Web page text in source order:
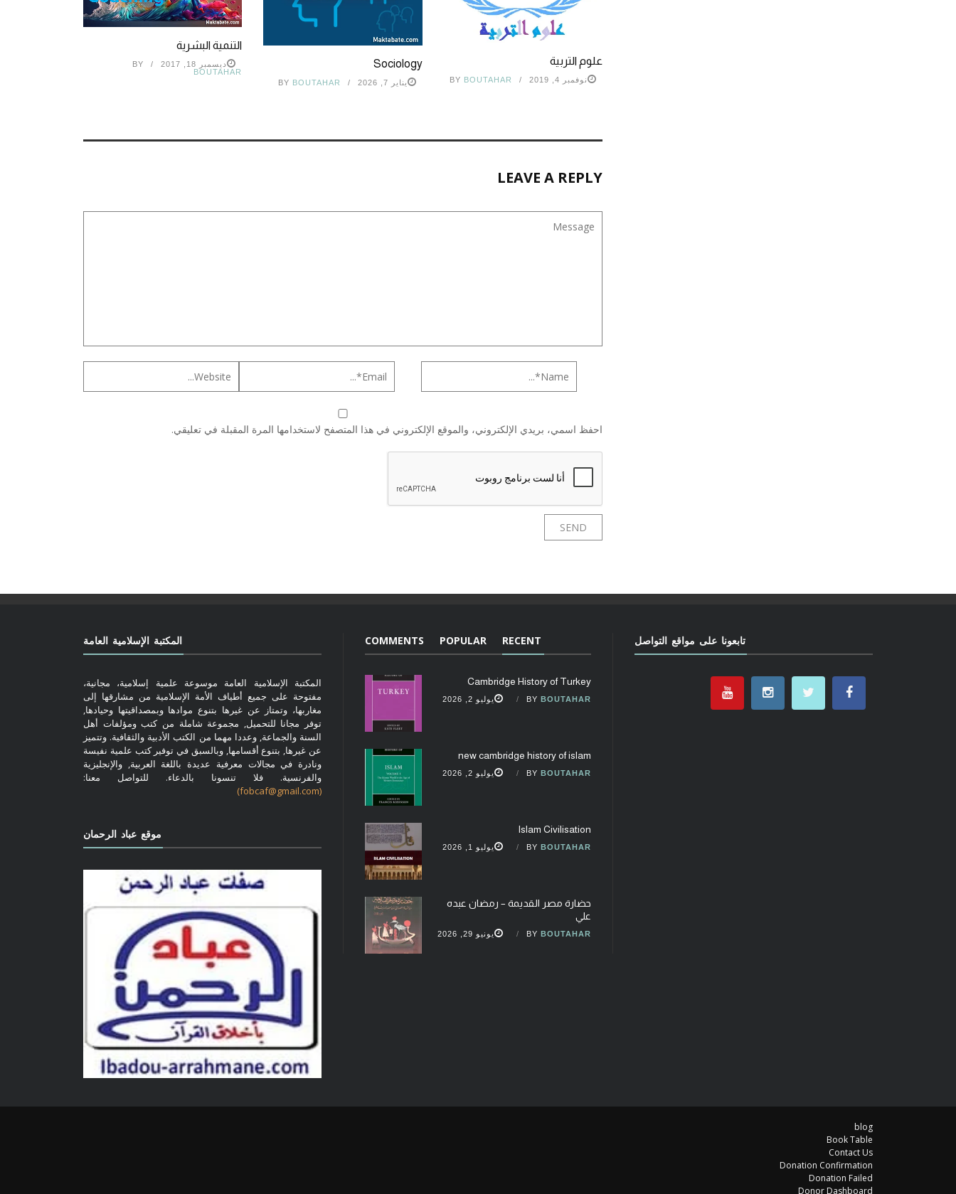
التنمية البشرية
ديسمبر 18, 2017
BY
BOUTAHAR
Sociology
يناير 7, 2026 BY BOUTAHAR
علوم التربية
نوفمبر 4, 2019 BY BOUTAHAR
LEAVE A REPLY
احفظ اسمي، بريدي الإلكتروني، والموقع الإلكتروني في هذا المتصفح لاستخدامها المرة المقبلة في تعليقي.
المكتبة الإسلامية العامة
المكتبة الإسلامية العامة موسوعة علمية إسلامية، مجانية،
مفتوحة على جميع أطياف الأمة الإسلامية من مشارقها إلى
مغاربها، وتمتاز عن غيرها بتنوع موادها وبمصداقيتها وحيادها,
توفر مجانا للتحميل, مجموعة شاملة من كتب ومؤلفات أهل
السنة والجماعة, وعددا مهما من الكتب الأدبية والثقافية. وتتميز
عن غيرها, بتنوع أقسامها, وبالسبق في توفير كتب علمية نفيسة
ونادرة في مجالات معرفية عديدة باللغة العربية, والإنجليزية
والفرنسية. فلا تنسونا بالدعاء. للتواصل معنا:
(fobcaf@gmail.com)
موقع عباد الرحمان
RECENT
POPULAR
COMMENTS
Cambridge History of Turkey
BY BOUTAHAR يوليو 2, 2026
new cambridge history of islam
BY BOUTAHAR يوليو 2, 2026
Islam Civilisation
BY BOUTAHAR يوليو 1, 2026
حضارة مصر القديمة – رمضان عبده
علي
BY BOUTAHAR يونيو 29, 2026
تابعونا على مواقع التواصل
blog
Book Table
Contact Us
Donation Confirmation
Donation Failed
Donor Dashboard